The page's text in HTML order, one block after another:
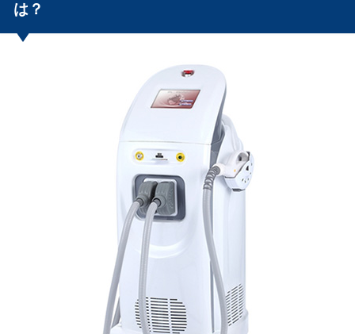
は？